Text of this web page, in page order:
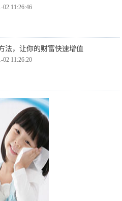
02 11:26:46
法，让你的财富快速增值
02 11:26:20